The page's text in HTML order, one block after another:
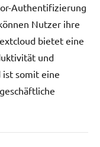
Authentifizierung
Nutzer ihre
bietet eine
und
ist somit eine